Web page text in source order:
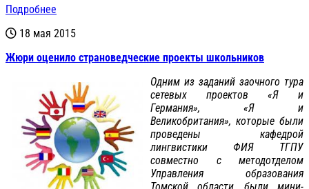
Подробнее
18 мая 2015
Жюри оценило страноведческие проекты школьников
Одним из заданий заочного тура
сетевых проектов «Я и
Германия», «Я и
Великобритания», которые были
проведены кафедрой
лингвистики ФИЯ ТГПУ
совместно с методотделом
Управления образования
Томской области, были мини-